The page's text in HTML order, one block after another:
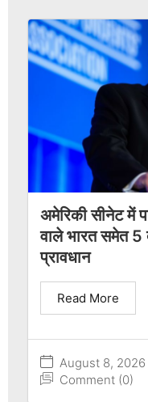
अमेरिकी सीनेट में
वाले भारत समेत
प्रावधान
August 8, 2026
Comment (0)
Read More